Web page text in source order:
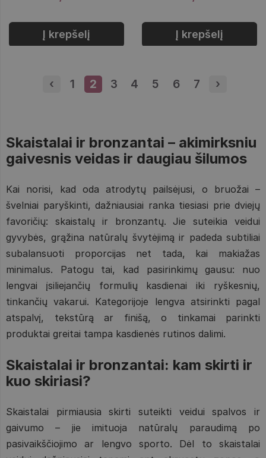
Į krepšelį Į krepšelį
Previous page
‹ Puslapis
1 Puslapis
2 Puslapis
3 Puslapis
4 Puslapis
5 Puslapis
6 Puslapis
7 Next
›
Skaistalai ir bronzantai – akimirksniu
gaivesnis veidas ir daugiau šilumos
Kai norisi, kad oda atrodytų pailsėjusi, o bruožai –
švelniai paryškinti, dažniausiai ranka tiesiasi prie dviejų
favoričių: skaistalų ir bronzantų. Jie suteikia veidui
gyvybės, grąžina natūralų švytėjimą ir padeda subtiliai
subalansuoti proporcijas net tada, kai makiažas
minimalus. Patogu tai, kad pasirinkimų gausu: nuo
lengvai įsiliejančių formulių kasdienai iki ryškesnių,
tinkančių vakarui. Kategorijoje lengva atsirinkti pagal
atspalvį, tekstūrą ar finišą, o tinkamai parinkti
produktai greitai tampa kasdienės rutinos dalimi.
Skaistalai ir bronzantai: kam skirti ir
kuo skiriasi?
Skaistalai pirmiausia skirti suteikti veidui spalvos ir
gaivumo – jie imituoja natūralų paraudimą po
pasivaikščiojimo ar lengvo sporto. Dėl to skaistalai